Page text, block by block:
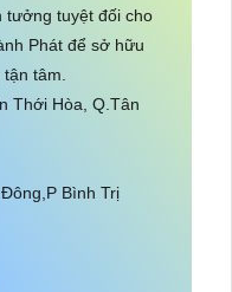
tưởng tuyệt đối cho
Phát để sở hữu
tâm.
Thới Hòa, Q.Tân
Bình Trị